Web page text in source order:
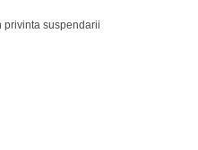
privinta suspendarii